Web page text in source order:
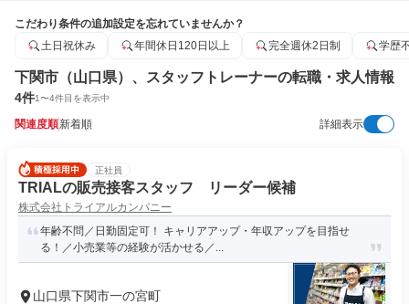
こだわり条件の追加設定を忘れていませんか？
土日祝休み
年間休日120日以上 完全週休2日制 学歴
下関市（山口県）、スタッフトレーナーの転職・求人情報
4件1〜4件目を表示中
関連度順新着順 詳細表示
正社員
TRIALの販売接客スタッフ リーダー候補
株式会社トライアルカンパニー
年齢不問／日勤固定可！ キャリアアップ・年収アップを目指せ
る！／小売業等の経験が活かせる／...
山口県下関市一の宮町